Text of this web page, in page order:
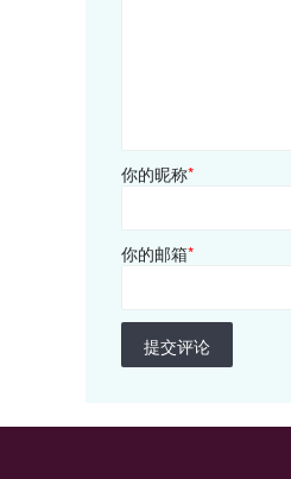
你的昵称*
你的邮箱*
提交评论